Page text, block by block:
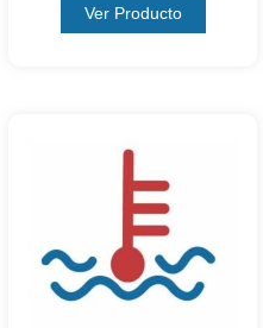
Ver Producto